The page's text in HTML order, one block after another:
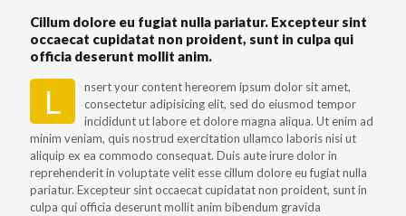
Cillum dolore eu fugiat nulla pariatur. Excepteur sint
occaecat cupidatat non proident, sunt in culpa qui
officia deserunt mollit anim.
L
nsert your content hereorem ipsum dolor sit amet,
consectetur adipisicing elit, sed do eiusmod tempor
incididunt ut labore et dolore magna aliqua. Ut enim ad
minim veniam, quis nostrud exercitation ullamco laboris nisi ut
aliquip ex ea commodo consequat. Duis aute irure dolor in
reprehenderit in voluptate velit esse cillum dolore eu fugiat nulla
pariatur. Excepteur sint occaecat cupidatat non proident, sunt in
culpa qui officia deserunt mollit anim bibendum gravida